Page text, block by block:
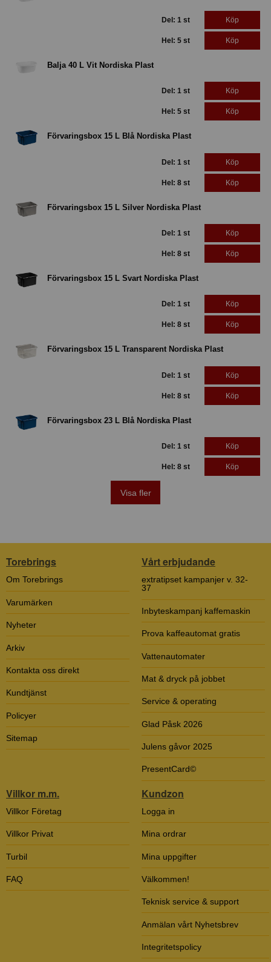
Del: 1 st Köp
Hel: 5 st Köp
Balja 40 L Vit Nordiska Plast
Del: 1 st Köp
Hel: 5 st Köp
Förvaringsbox 15 L Blå Nordiska Plast
Del: 1 st Köp
Hel: 8 st Köp
Förvaringsbox 15 L Silver Nordiska Plast
Del: 1 st Köp
Hel: 8 st Köp
Förvaringsbox 15 L Svart Nordiska Plast
Del: 1 st Köp
Hel: 8 st Köp
Förvaringsbox 15 L Transparent Nordiska Plast
Del: 1 st Köp
Hel: 8 st Köp
Förvaringsbox 23 L Blå Nordiska Plast
Del: 1 st Köp
Hel: 8 st Köp
Visa fler
Torebrings
Om Torebrings
Varumärken
Nyheter
Arkiv
Kontakta oss direkt
Kundtjänst
Policyer
Sitemap
Vårt erbjudande
extratipset kampanjer v. 32-
37
Inbyteskampanj kaffemaskin
Prova kaffeautomat gratis
Vattenautomater
Mat & dryck på jobbet
Service & operating
Glad Påsk 2026
Julens gåvor 2025
PresentCard©
Villkor m.m.
Villkor Företag
Villkor Privat
Turbil
FAQ
Kundzon
Logga in
Mina ordrar
Mina uppgifter
Välkommen!
Teknisk service & support
Anmälan vårt Nyhetsbrev
Integritetspolicy